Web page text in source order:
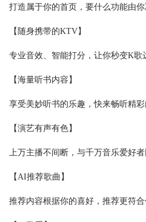
打造属于你的首页，要什么功能由你
【随身携带的KTV】
专业音效、智能打分，让你秒变K歌
【海量听书内容】
享受美妙听书的乐趣，快来畅听精彩
【演艺有声有色】
上万主播不间断，与千万音乐爱好
【AI推荐歌曲】
推荐内容根据你的喜好，推荐更符